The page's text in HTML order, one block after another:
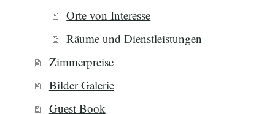
Orte von Interesse
Räume und Dienstleistungen
Zimmerpreise
Bilder Galerie
Guest Book